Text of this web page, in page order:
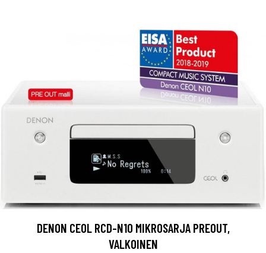
DENON CEOL RCD-N10 MIKROSARJA PREOUT,
VALKOINEN